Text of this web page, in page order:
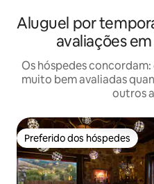
Aluguel por
avaliações
Os hóspedes
muito bem avaliadas
outros
Preferido dos hóspedes
Preferido dos hóspedes